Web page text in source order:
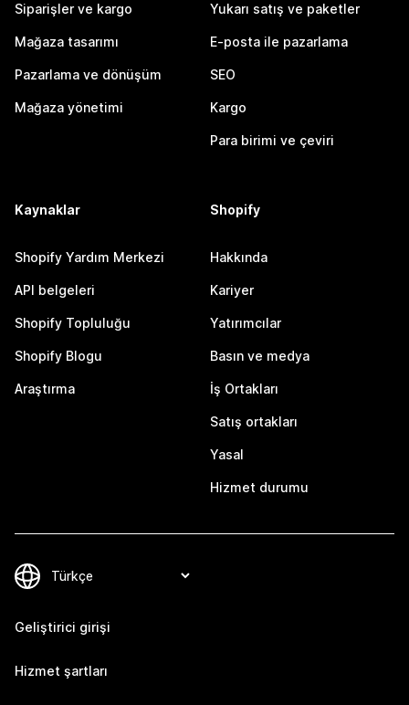
Siparişler ve kargo
Mağaza tasarımı
Pazarlama ve dönüşüm
Mağaza yönetimi
Yukarı satış ve paketler
E-posta ile pazarlama
SEO
Kargo
Para birimi ve çeviri
Kaynaklar
Shopify Yardım Merkezi
API belgeleri
Shopify Topluluğu
Shopify Blogu
Araştırma
Shopify
Hakkında
Kariyer
Yatırımcılar
Basın ve medya
İş Ortakları
Satış ortakları
Yasal
Hizmet durumu
Geliştirici girişi
Hizmet şartları